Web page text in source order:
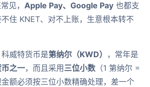
见， Apple Pay、Google Pay 也都支
住 KNET、对不上账，生意根本转不
威特货币是第纳尔（KWD） ，常年是
之一，而且采用 三位小数 （1 第纳尔 =
额必须按三位小数精确处理，差一个